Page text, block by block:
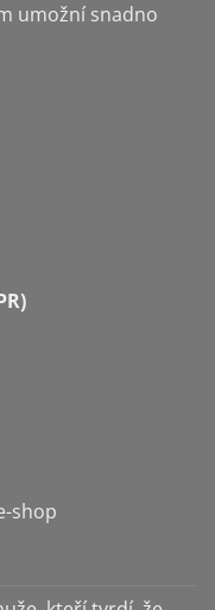
umožní snadno
shop